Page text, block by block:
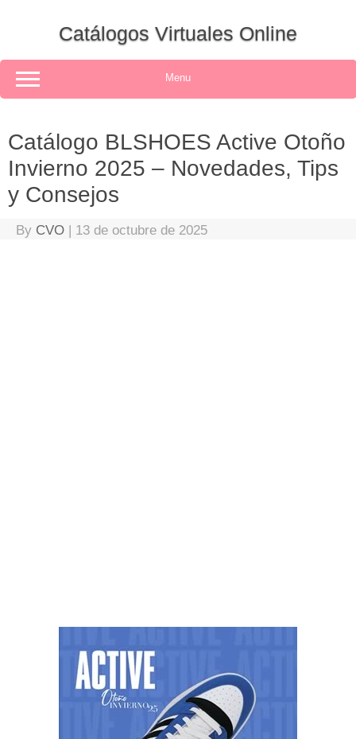
Catálogos Virtuales Online
Menu
Catálogo BLSHOES Active Otoño
Invierno 2025 – Novedades, Tips
y Consejos
By CVO | 13 de octubre de 2025